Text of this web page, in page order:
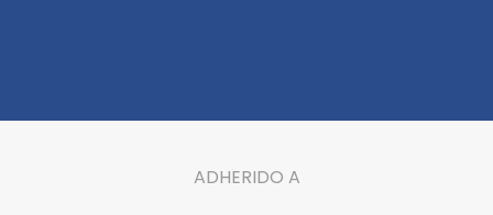
ADHERIDO A